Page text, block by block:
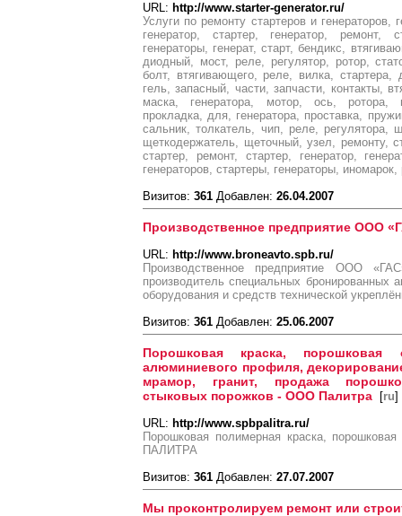
URL: http://www.starter-generator.ru/
Услуги по ремонту стартеров и генераторов,
генератор, стартер, генератор, ремонт,
генераторы, генерат, старт, бендикс,
диодный, мост, реле, регулятор, ротор,
болт, втягивающего, реле, вилка, стартера,
гель, запасный, части, запчасти, контакты,
маска, генератора, мотор, ось, ротора,
прокладка, для, генератора, проставка,
сальник, толкатель, чип, реле, регулятора,
щеткодержатель, щеточный, узел, ремонту,
стартер, ремонт, стартер, генератор,
генераторов, стартеры, генераторы,
Визитов: 361 Добавлен: 26.04.2007
Производственное предприятие ООО
URL: http://www.broneavto.spb.ru/
Производственное предприятие ООО
производитель специальных бронированных
оборудования и средств технической
Визитов: 361 Добавлен: 25.06.2007
Порошковая краска, порошковая
алюминиевого профиля,
мрамор, гранит, продажа
стыковых порожков - ООО Палитра [ru]
URL: http://www.spbpalitra.ru/
Порошковая полимерная краска,
ПАЛИТРА
Визитов: 361 Добавлен: 27.07.2007
Мы проконтролируем ремонт или